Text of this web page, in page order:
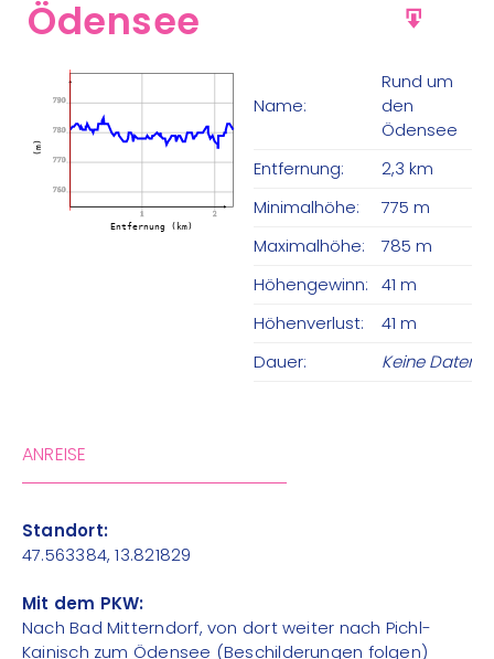
Ödensee
760
770
780
790
1 2
Entfernung (km)
(m)
Name:
Rund um
den
Ödensee
Entfernung:
2,3 km
Minimalhöhe:
775 m
Maximalhöhe:
785 m
Höhengewinn:
41 m
Höhenverlust:
41 m
Dauer:
Keine Daten
ANREISE
Standort:
47.563384, 13.821829
Mit dem PKW:
Nach Bad Mitterndorf, von dort weiter nach Pichl-
Kainisch zum Ödensee (Beschilderungen folgen)